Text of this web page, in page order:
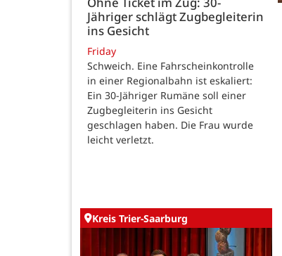
Jähriger schlägt Zugbegleiterin
ins Gesicht
Friday
Schweich. Eine Fahrscheinkontrolle
in einer Regionalbahn ist eskaliert:
Ein 30-Jähriger Rumäne soll einer
Zugbegleiterin ins Gesicht
geschlagen haben. Die Frau wurde
leicht verletzt.
Kreis Trier-Saarburg